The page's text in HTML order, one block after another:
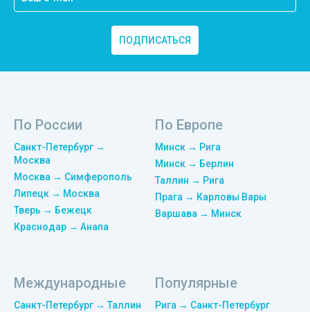
ПОДПИСАТЬСЯ
По России
Санкт-Петербург →
Москва
Москва → Симферополь
Липецк → Москва
Тверь → Бежецк
Краснодар → Анапа
По Европе
Минск → Рига
Минск → Берлин
Таллин → Рига
Прага → Карловы Вары
Варшава → Минск
Международные
Санкт-Петербург → Таллин
Популярные
Рига → Санкт-Петербург